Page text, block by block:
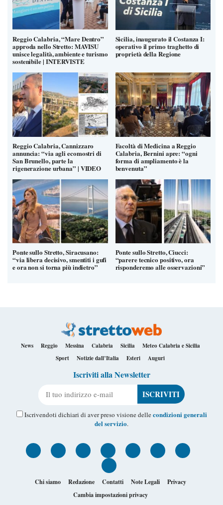
Reggio Calabria, “Mare Dentro”
approda nello Stretto: MAVISU
unisce legalità, ambiente e turismo
sostenibile | INTERVISTE
Sicilia, inaugurato il Costanza I:
operativo il primo traghetto di
proprietà della Regione
Reggio Calabria, Cannizzaro
annuncia: “via agli ecomostri di
San Brunello, parte la
rigenerazione urbana” | VIDEO
Facoltà di Medicina a Reggio
Calabria, Bernini apre: “ogni
forma di ampliamento è la
benvenuta”
Ponte sullo Stretto, Siracusano:
“via libera decisivo, smentiti i gufi
e ora non si torna più indietro”
Ponte sullo Stretto, Ciucci:
“parere tecnico positivo, ora
risponderemo alle osservazioni”
News Reggio Messina Calabria Sicilia
Meteo Calabria e Sicilia
Sport
Notizie dall’Italia Esteri Auguri
Iscriviti alla Newsletter
Iscrivendoti dichiari di aver preso visione dellecondizioni generali
del servizio.
Chi siamo Redazione Contatti Note Legali
Privacy
Cambia impostazioni privacy